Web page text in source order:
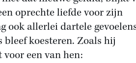
oprechte liefde voor zijn
ook allerlei dartele
bleef koesteren. Zoals hij
een van hen: